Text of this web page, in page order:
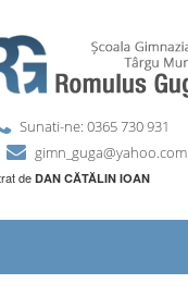
Sunati-ne: 0365 730 931
gimn_guga@yahoo.com
de DAN CĂTĂLIN IOAN